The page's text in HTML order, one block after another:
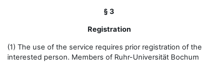
§ 3
Registration
(1) The use of the service requires prior registration of the
interested person. Members of Ruhr-Universität Bochum